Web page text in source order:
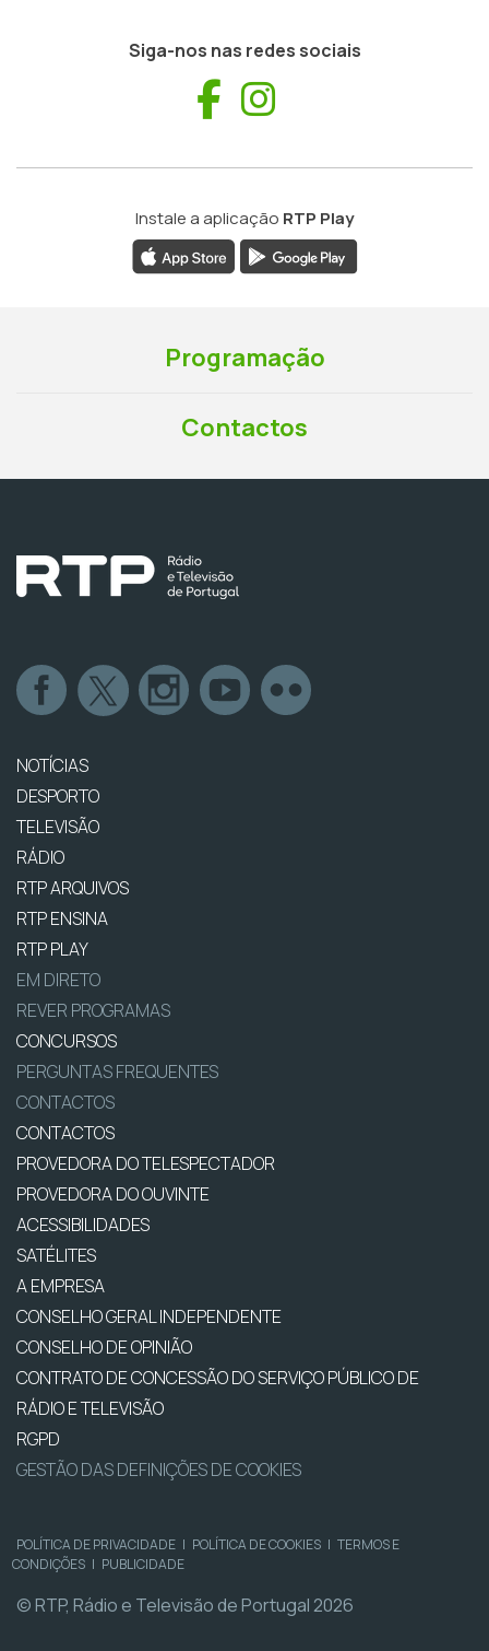
Siga-nos nas redes sociais
Facebook
Instale a aplicação RTP Play
Programação
Contactos
NOTÍCIAS
DESPORTO
TELEVISÃO
RÁDIO
RTP ARQUIVOS
RTP ENSINA
RTP PLAY
EM DIRETO
REVER PROGRAMAS
CONCURSOS
PERGUNTAS FREQUENTES
CONTACTOS
CONTACTOS
PROVEDORA DO TELESPECTADOR
PROVEDORA DO OUVINTE
ACESSIBILIDADES
SATÉLITES
A EMPRESA
CONSELHO GERAL INDEPENDENTE
CONSELHO DE OPINIÃO
CONTRATO DE CONCESSÃO DO SERVIÇO PÚBLICO DE
RÁDIO E TELEVISÃO
RGPD
GESTÃO DAS DEFINIÇÕES DE COOKIES
POLÍTICA DE PRIVACIDADE | POLÍTICA DE COOKIES | TERMOS E
CONDIÇÕES | PUBLICIDADE
© RTP, Rádio e Televisão de Portugal 2026